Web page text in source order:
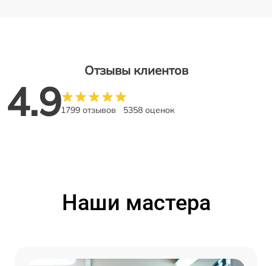
Отзывы клиентов
4.91799 отзывов 5358 оценок
Наши мастера